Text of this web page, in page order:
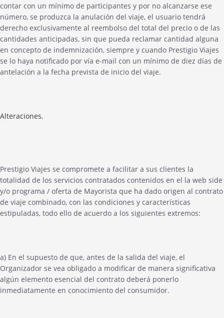
contar con un mínimo de participantes y por no alcanzarse ese
número, se produzca la anulación del viaje, el usuario tendrá
derecho exclusivamente al reembolso del total del precio o de las
cantidades anticipadas, sin que pueda reclamar cantidad alguna
en concepto de indemnización, siempre y cuando Prestigio Viajes
se lo haya notificado por vía e-mail con un mínimo de diez días de
antelación a la fecha prevista de inicio del viaje.
Alteraciones.
Prestigio Viajes se compromete a facilitar a sus clientes la
totalidad de los servicios contratados contenidos en el la web side
y/o programa / oferta de Mayorista que ha dado origen al contrato
de viaje combinado, con las condiciones y características
estipuladas, todo ello de acuerdo a los siguientes extremos:
a) En el supuesto de que, antes de la salida del viaje, el
Organizador se vea obligado a modificar de manera significativa
algún elemento esencial del contrato deberá ponerlo
inmediatamente en conocimiento del consumidor.